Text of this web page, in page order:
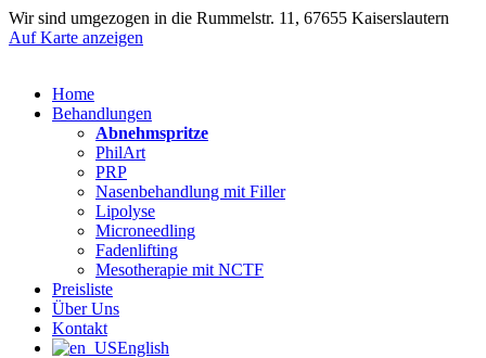
Wir sind umgezogen in die Rummelstr. 11, 67655 Kaiserslautern
Auf Karte anzeigen
Home
Behandlungen
Abnehmspritze
PhilArt
PRP
Nasenbehandlung mit Filler
Lipolyse
Microneedling
Fadenlifting
Mesotherapie mit NCTF
Preisliste
Über Uns
Kontakt
English